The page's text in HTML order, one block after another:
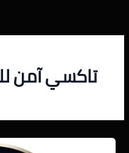
المحتوى
تاكسي آمن